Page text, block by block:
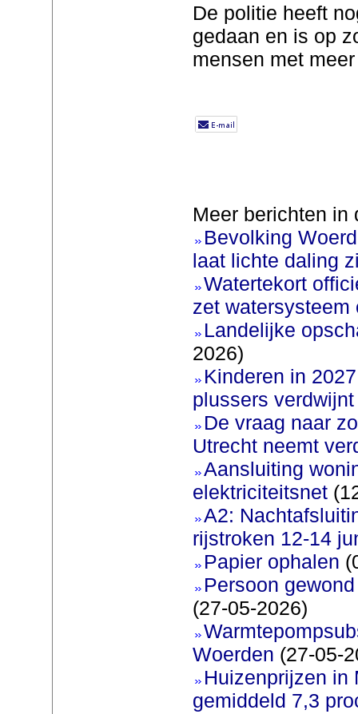
De politie heeft
gedaan en is op
mensen met
Meer berichten in
Bevolking
laat lichte daling
Watertekort
zet watersysteem
Landelijke
2026)
Kinderen in
plussers verdwijnt
De vraag naar
Utrecht neemt
Aansluiting
elektriciteitsnet
A2:
rijstroken 12-14
Papier ophalen
Persoon
(27-05-2026)
Woerden (27-05-
Huizenprijzen in
gemiddeld 7,3